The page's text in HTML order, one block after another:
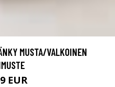
MUSTA/VALKOINEN
EUR